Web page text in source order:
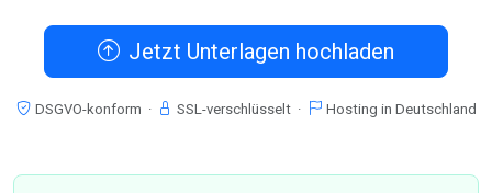
Jetzt Unterlagen hochladen
DSGVO-konform · SSL-verschlüsselt · Hosting in Deutschland